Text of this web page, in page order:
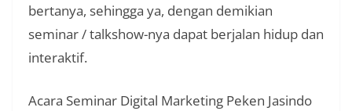
bertanya, sehingga ya, dengan demikian
seminar / talkshow-nya dapat berjalan hidup dan
interaktif.
Acara Seminar Digital Marketing Peken Jasindo